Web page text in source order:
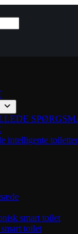
intelligente toiletter
smart toilet
toilet